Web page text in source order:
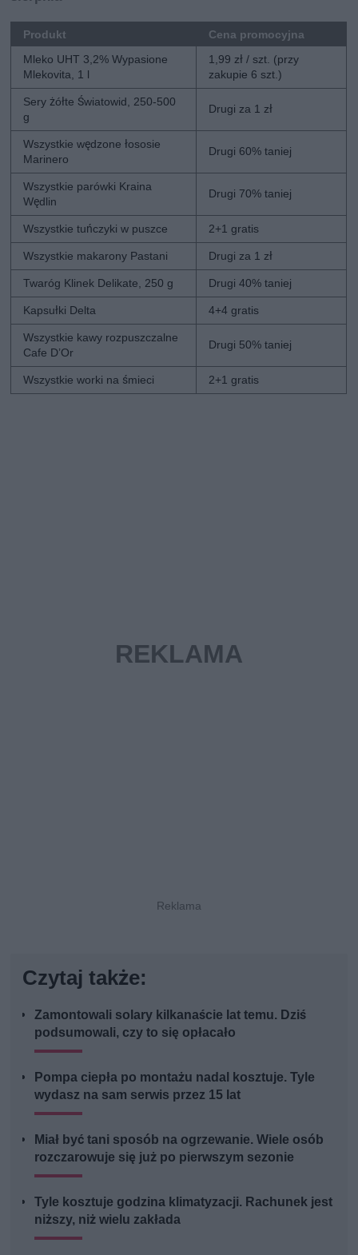
Produkt
Cena promocyjna
Mleko UHT 3,2% Wypasione
Mlekovita, 1 l
1,99 zł / szt. (przy
zakupie 6 szt.)
Sery żółte Światowid, 250-500
g
Drugi za 1 zł
Wszystkie wędzone łososie
Marinero
Drugi 60% taniej
Wszystkie parówki Kraina
Wędlin
Drugi 70% taniej
Wszystkie tuńczyki w puszce 2+1 gratis
Wszystkie makarony Pastani Drugi za 1 zł
Twaróg Klinek Delikate, 250 g Drugi 40% taniej
Kapsułki Delta 4+4 gratis
Wszystkie kawy rozpuszczalne
Cafe D’Or
Drugi 50% taniej
Wszystkie worki na śmieci 2+1 gratis
Czytaj także:
Zamontowali solary kilkanaście lat temu. Dziś
podsumowali, czy to się opłacało
Pompa ciepła po montażu nadal kosztuje. Tyle
wydasz na sam serwis przez 15 lat
Miał być tani sposób na ogrzewanie. Wiele osób
rozczarowuje się już po pierwszym sezonie
Tyle kosztuje godzina klimatyzacji. Rachunek jest
niższy, niż wielu zakłada